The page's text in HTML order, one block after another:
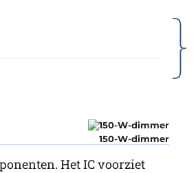
150-W-dimmer
Het IC voorziet